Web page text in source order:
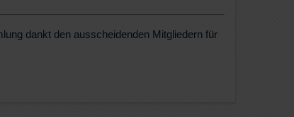
dankt den ausscheidenden Mitgliedern für